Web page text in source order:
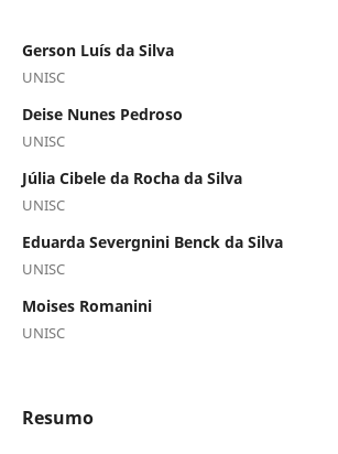
Gerson Luís da Silva
UNISC
Deise Nunes Pedroso
UNISC
Júlia Cibele da Rocha da Silva
UNISC
Eduarda Severgnini Benck da Silva
UNISC
Moises Romanini
UNISC
Resumo